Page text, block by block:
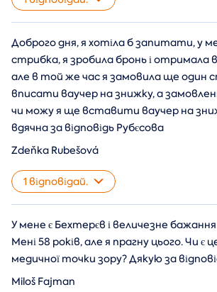
Доброго дня, я хотіла б запитати, у
стрибка, я зробила бронь і отримала
але в той же час я замовила ще один
вписати ваучер на знижку, а
чи можу я ще вставити ваучер на
вдячна за відповідь Рубєсова
Zdeňka Rubešová
1 відповідай.
У мене є Бехтерєв і величезне
Мені 58 років, але я прагну цього. Чи є
медичної точки зору? Дякую за
Miloš Fajman